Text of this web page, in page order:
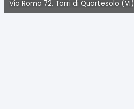
Via Roma 72, Torri di Quartesolo (VI)